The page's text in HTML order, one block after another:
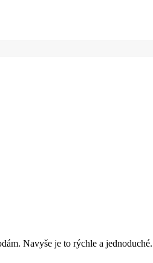
Navyše je to rýchle a jednoduché.